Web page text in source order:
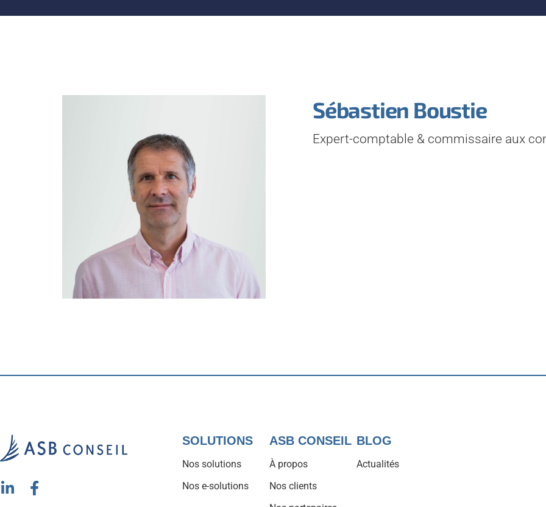
Sébastien Boustie
Expert-comptable & commissaire aux
SOLUTIONS
Nos solutions
Nos e-solutions
ASB CONSEIL
À propos
Nos clients
BLOG
Actualités